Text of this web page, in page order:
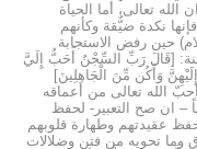
الله تعالى، أما الحياة
نكدة ضيٌّقة وكأنهم
حين رفض الاستجابة
[قَالَ رَبِّ السِّجْنُ أَحَبُّ إِلَيَّ
وَأَكُن مِّنَ الْجَاهِلِينَ]
أحبّ الله تعالى من أعماقه
– ان صح التعبير- لحفظ
عقيدتهم وطهارة قلوبهم
وما تحويه من فتن وضلالات